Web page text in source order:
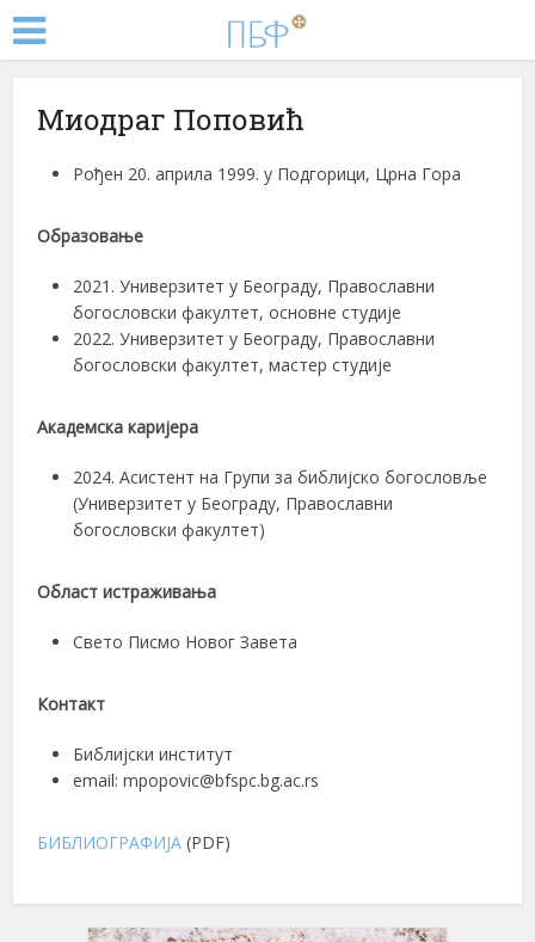
Миодраг Поповић
Рођен 20. априла 1999. у Подгорици, Црна Гора
Образовање
2021. Универзитет у Београду, Православни
богословски факултет, основне студије
2022. Универзитет у Београду, Православни
богословски факултет, мастер студије
Академска каријера
2024. Асистент на Групи за библијско богословље
(Универзитет у Београду, Православни
богословски факултет)
Област истраживања
Свето Писмо Новог Завета
Контакт
Библијски институт
email: mpopovic@bfspc.bg.ac.rs
БИБЛИОГРАФИЈА (PDF)